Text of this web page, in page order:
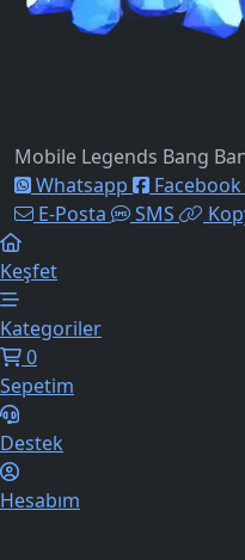
Mobile Legends Bang
Whatsapp
Facebook
E-Posta
SMS
Keşfet
Kategoriler
0
Sepetim
Destek
Hesabım